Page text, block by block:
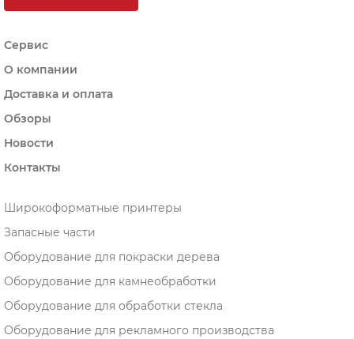
Сервис
О компании
Доставка и оплата
Обзоры
Новости
Контакты
Широкоформатные принтеры
Запасные части
Оборудование для покраски дерева
Оборудование для камнеобработки
Оборудование для обработки стекла
Оборудование для рекламного производства